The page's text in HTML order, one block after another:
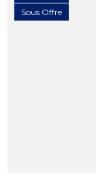
Sous Offre